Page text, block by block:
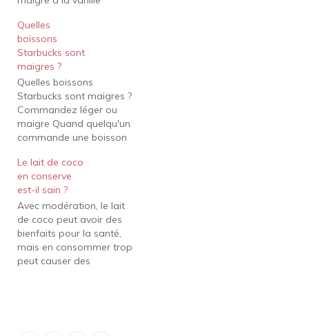
grande) contient 37 g de
glucides totaux, 37 g de
glucides nets, 0 g de
matières grasses, 12 g
de protéines et 200…
Quelles
boissons
Starbucks sont
maigres ?
Quelles boissons
Starbucks sont maigres ?
Commandez léger ou
maigre Quand quelqu'un
commande une boisson
cela signifie qu'il veut que
sa boisson soit faite avec
du lait écrémé, du sirop
sans sucre et sans crème
fouettée. La lumière fait
généralement référence
aux frappuccinos. Que
signifie maigre chez…
Le lait de coco
en conserve
est-il sain ?
Avec modération, le lait
de coco peut avoir des
bienfaits pour la santé,
mais en consommer trop
peut causer des